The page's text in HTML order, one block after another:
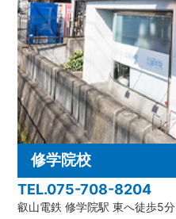
修学院校
TEL.075-708-8204
叡山電鉄 修学院駅 東へ徒歩5分